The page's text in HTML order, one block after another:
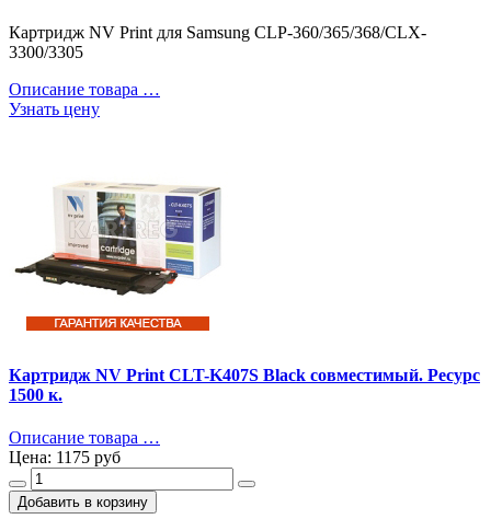
Картридж NV Print для Samsung CLP-360/365/368/CLX-
3300/3305
Описание товара …
Узнать цену
Картридж NV Print CLT-K407S Black совместимый. Ресурс
1500 к.
Описание товара …
Цена: 1175 руб